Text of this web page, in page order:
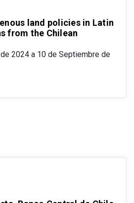
land policies in Latin
from the Chilean
2024 a 10 de Septiembre de